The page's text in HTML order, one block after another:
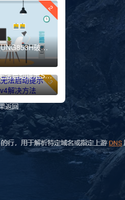
2
移动新光猫九联UNG853H破解超级密码
3
Hyper-V虚拟机无法启动提示Start Pxe over IPv4解决方法